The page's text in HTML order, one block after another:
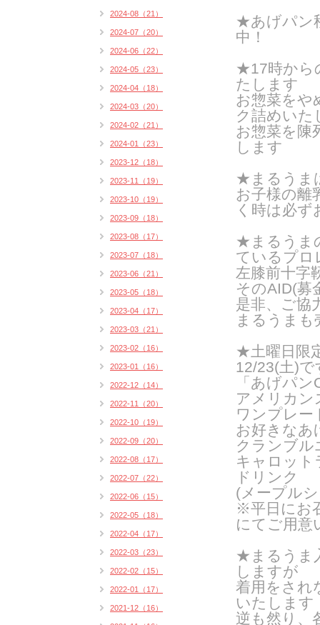
★あげパン
中！
★17時から
たします
お惣菜をや
ク詰めいた
お惣菜を陳
します
★まるうま
お子様の離
く時は 必ず
★まるうま
ているプロ
左膝前十字
そのAID(募
是非、ご協
まるうまも
★土曜日限
12/23(土)で
「あげパ
アメリカン
ワンプレー
お好きなあ
クランブル
キャロット
ドリンク
(メープル
※平日にお
にてご用意
★ まるうま
しますが
着用をされ
いたします
逆も然り、
2024-08（21）
2024-07（20）
2024-06（22）
2024-05（23）
2024-04（18）
2024-03（20）
2024-02（21）
2024-01（23）
2023-12（18）
2023-11（19）
2023-10（19）
2023-09（18）
2023-08（17）
2023-07（18）
2023-06（21）
2023-05（18）
2023-04（17）
2023-03（21）
2023-02（16）
2023-01（16）
2022-12（14）
2022-11（20）
2022-10（19）
2022-09（20）
2022-08（17）
2022-07（22）
2022-06（15）
2022-05（18）
2022-04（17）
2022-03（23）
2022-02（15）
2022-01（17）
2021-12（16）